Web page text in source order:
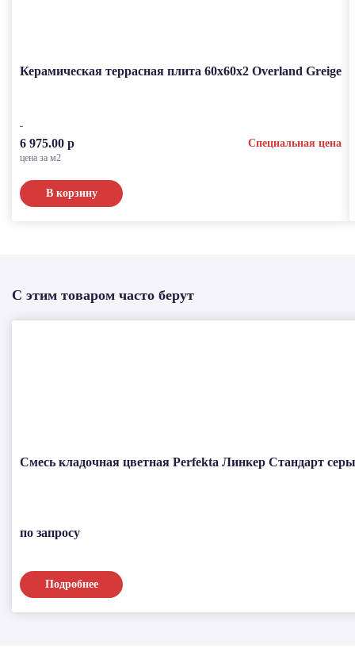
Керамическая террасная плита 60x60x2 Overland Greige
6 975.00 р Специальная цена
цена за м2
В корзину
С этим товаром часто берут
Смесь кладочная цветная Perfekta Линкер Стандарт
по запросу
Подробнее